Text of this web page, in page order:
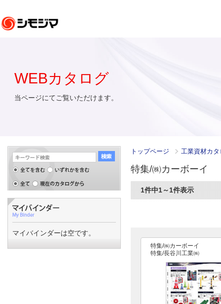
WEBカタログ
当ページにてご覧いただけます。
トップページ 工業資材カ
特集/㈱カーボーイ
1件中1～1件表示
特集/㈱カーボーイ
特集/長谷川工業㈱
マイバインダーは空です。